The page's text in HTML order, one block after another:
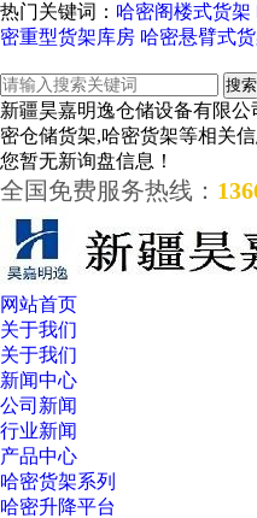
热门关键词： 哈密阁楼式货架
密重型货架库房 哈密悬臂式
新疆昊嘉明逸仓储设备有限
密仓储货架,哈密货架等相关
您暂无新询盘信息！
全国免费服务热线：
网站首页
关于我们
关于我们
新闻中心
公司新闻
行业新闻
产品中心
哈密货架系列
哈密升降平台